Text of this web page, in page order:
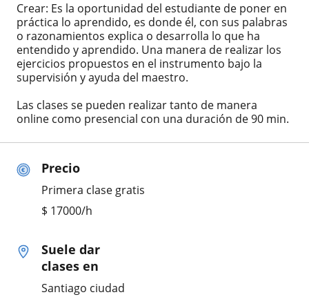
Precio
Primera clase gratis
$ 17000/h
Suele dar
clases en
Santiago ciudad
Crear: Es la oportunidad del estudiante de poner en
práctica lo aprendido, es donde él, con sus palabras
o razonamientos explica o desarrolla lo que ha
entendido y aprendido. Una manera de realizar los
ejercicios propuestos en el instrumento bajo la
supervisión y ayuda del maestro.
Las clases se pueden realizar tanto de manera
online como presencial con una duración de 90 min.